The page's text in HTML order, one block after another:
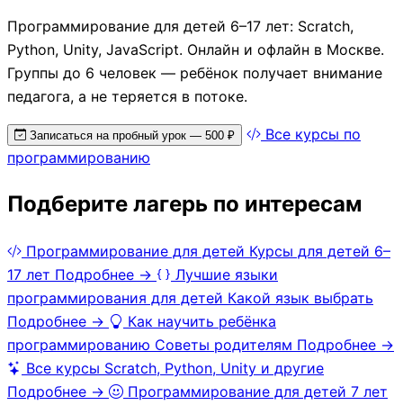
Программирование для детей 6–17 лет: Scratch,
Python, Unity, JavaScript. Онлайн и офлайн в Москве.
Группы до 6 человек — ребёнок получает внимание
педагога, а не теряется в потоке.
Записаться на пробный урок — 500 ₽
Все курсы по
программированию
Подберите лагерь по интересам
Программирование для детей Курсы для детей 6–
17 лет Подробнее →
Лучшие языки
программирования для детей Какой язык выбрать
Подробнее →
Как научить ребёнка
программированию Советы родителям Подробнее →
Все курсы Scratch, Python, Unity и другие
Подробнее →
Программирование для детей 7 лет